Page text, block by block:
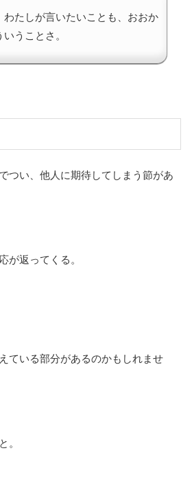
わたしが言いたいことも、おおか
いうことさ。
つい、他人に期待してしまう節があ
が返ってくる。
ている部分があるのかもしれませ
。